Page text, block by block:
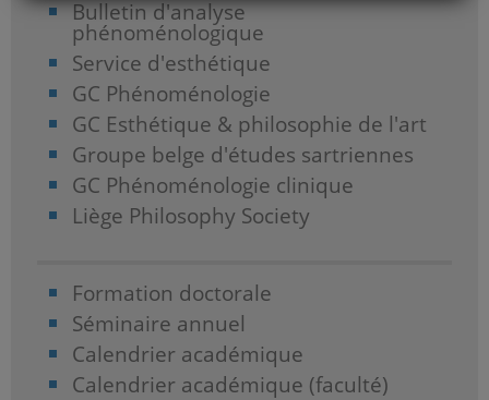
Bulletin d'analyse
phénoménologique
Service d'esthétique
GC Phénoménologie
GC Esthétique & philosophie de l'art
Groupe belge d'études sartriennes
GC Phénoménologie clinique
Liège Philosophy Society
Formation doctorale
Séminaire annuel
Calendrier académique
Calendrier académique (faculté)